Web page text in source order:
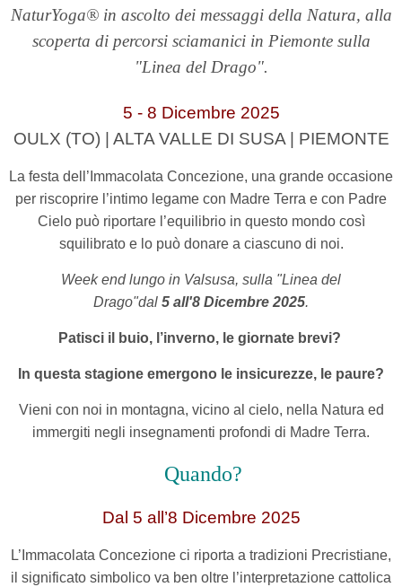
NaturYoga® in ascolto dei messaggi della Natura, alla
scoperta di percorsi sciamanici in Piemonte sulla
"Linea del Drago".
5 - 8 Dicembre 2025
OULX (TO) | ALTA VALLE DI SUSA | PIEMONTE
La festa dell’Immacolata Concezione, una grande occasione
per riscoprire l’intimo legame con Madre Terra e con Padre
Cielo può riportare l’equilibrio in questo mondo così
squilibrato e lo può donare a ciascuno di noi.
Week end lungo in Valsusa, sulla "Linea del
Drago"dal 5 all'8 Dicembre 2025.
Patisci il buio, l’inverno, le giornate brevi?
In questa stagione emergono le insicurezze, le paure?
Vieni con noi in montagna, vicino al cielo, nella Natura ed
immergiti negli insegnamenti profondi di Madre Terra.
Quando?
Dal 5 all’8 Dicembre 2025
L’Immacolata Concezione ci riporta a tradizioni Precristiane,
il significato simbolico va ben oltre l’interpretazione cattolica